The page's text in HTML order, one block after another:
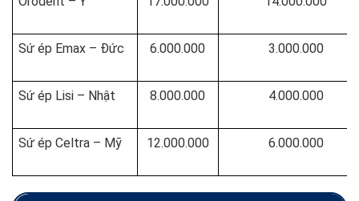
Sứ ép Emax – Đức 6.000.000 3.000.000
Sứ ép Lisi – Nhật 8.000.000 4.000.000
Sứ ép Celtra – Mỹ 12.000.000 6.000.000